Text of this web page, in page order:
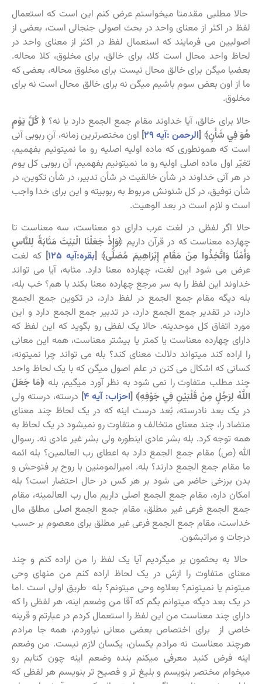
حالا مطلبی مقدمتا میخواستم عرض کنم این است که استعمال
لفظ در اکثر از معنای واحد در بحث اصولی جنجالی است، بعضی از
اصولیین می فرمایند که استعمال لفظ در اکثر از معنای واحد در
لحاظ واحد محال است کلا، برای خالق، برای مخلوق، کلا محاله.
بعضیا میگن برای خالق محال نیست برای مخلوق محاله، بعضی که
ما از اون بعض سوم باشیم میگن نه برای خالق محال است نه برای
مخلوق.
حالا برای خالق، آیا خداوند مقام جمع الجمع دارد یا نه؟ ﴿ كُلَّ يَوْمٍ
هُوَ فِي شَأْنٍ﴾ [الرحمن :آیه ۲۹ ] اون مختصرترین زمانه، آنِ ربوبی آنی
است که همونطوری که ماده اولیه اصلیه رو ما نمیتونیم بفهمیم،
تغیّر اول ماده اصلی اولیه رو ما نمیتونیم بفهمیم، آن ربوبی کل یوم
در هر آنی خداوند در شأن خالقیت در شأن تدبیر، در شأن تکوین، در
شأن توفیق، در کل شئونش مربوط به ربوبیته و این برای خدا واجب
است و لازم است در بعد الوهیت.
حالا اگر لفظی در لغت عرب دارای دو معناست، سه معناست تا
چهارده معناست که در قرآن داریم ﴿وَإِذْ جَعَلْنَا الْبَيْتَ مَثَابَةً لِلنَّاسِ
وَأَمْنًا وَاتَّخِذُوا مِنْ مَقَامِ إِبْرَاهِيمَ مُصَلًّى﴾ [بقره:آیه ۱۲۵ ] که لغت
عرض می شود این لغت، چهارده معنا دارد. مثابه، آیا می تواند
خداوند این لفظ را به سر مرجع چهارده معنا بکند با هم؟ خب بله،
بله دیگه مقام جمع الجمع در لفظ دارد، در تکوین جمع الجمع
دارد، در تقدیر جمع الجمع دارد، در تدبیر جمع الجمع دارد و این
مورد اتفاق کل موحدینه. حالا یک لفظی رو بگوید که این لفظ که
دارای چهارده معناست یا کمتر یا بیشتر معناست، همه این معانی
را اراده کند میتواند دلالت معنای کند؟ بله می تواند چرا نمیتونه،
کسانی که اشکال می کنن در علم اصول میگن که با یک لحاظ واحد
چند مطلب متفاوت را نمی شود به نظر آورد میگیم، بله ﴿مَا جَعَلَ
اللَّهُ لِرَجُلٍ مِنْ قَلْبَيْنِ فِي جَوْفِهِ﴾ [احزاب: آیه ۴ ] درسته، درسته ولی
در یک بعد نادرسته، بُعد درست اینه که در یک لحاظ چند معنای
متضاد را، چند معنای متخالف و متفاوت رو نمیشود در یک لحاظ به
همه توجه کرد. بله بشر عادی اینطوره ولی بشر غیر عادی نه. رسوال
الله (ص) مقام جمع الجمع دارد به اعطای رب العالمین؟ بله ائمه
ما مقام جمع الجمع دارند؟ بله. امیرالمومنین با روح پر فتوحش و
بدن برزخی حاضر می شود بر هر کس در حال احتضار است؟ بله
امکان داره، مقام جمع الجمع اصلی داریم مال رب العالمینه، مقام
جمع الجمع فرعی غیر مطلق، مقام جمع الجمع اصلی مطلق مال
خداست، مقام جمع الجمع فرعی غیر مطلق برای معصوم بر حسب
درجات و مراتبشون.
حالا به بحثمون بر میگردیم آیا یک لفظ را من اراده کنم و چند
معنای متفاوت را ازش در یک لحاظ اراده کنم من منهای وحی
میتونم یا نمیتونم؟ بعلاوه وحی میتونم؟ بله طریق اولی است .اما
در یک بعد دیگه میتوانم بگم که آقا من وضعم اینه، هر لفظی را که
دارای چند معناست من این لفظ را استعمال کردم در عبارتم و قرینه
خاصی از برای اختصاص بعضی معانی نیاوردم، همه جا مرادم
هرچند معناست نه مرادم یکسان، یکسان لازم نیست. من وضعم
اینه فرض کنید معرفی میکنم بنده وضعم اینه چون کتابم رو
میخوام مختصر بنویسم و بلیغ تر و فصیح تر بنویسم هر لفظی که